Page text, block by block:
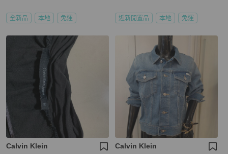
全新品 本地 免運 近新閒置品 本地 免運
Calvin Klein Calvin Klein